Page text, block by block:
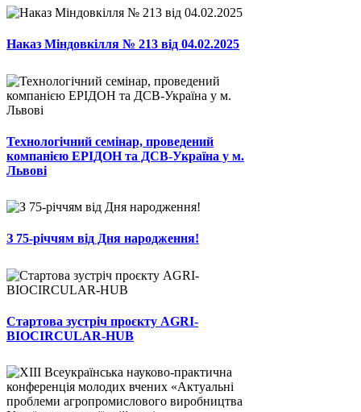
Наказ Міндовкілля № 213 від 04.02.2025
Технологічний семінар, проведений
компанією ЕРІДОН та ДСВ-Україна у м.
Львові
З 75-річчям від Дня народження!
Стартова зустріч проєкту AGRI-
BIOCIRCULAR-HUB